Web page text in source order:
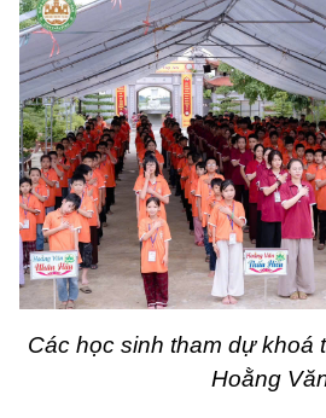
Các học sinh tham dự khoá
Hoằng